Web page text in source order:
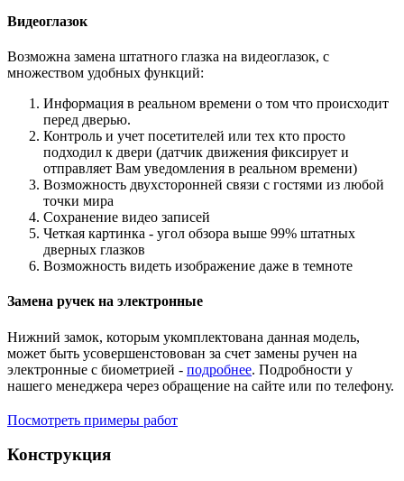
Видеоглазок
Возможна замена штатного глазка на видеоглазок, с
множеством удобных функций:
Информация в реальном времени о том что происходит
перед дверью.
Контроль и учет посетителей или тех кто просто
подходил к двери (датчик движения фиксирует и
отправляет Вам уведомления в реальном времени)
Возможность двухсторонней связи с гостями из любой
точки мира
Сохранение видео записей
Четкая картинка - угол обзора выше 99% штатных
дверных глазков
Возможность видеть изображение даже в темноте
Замена ручек на электронные
Нижний замок, которым укомплектована данная модель,
может быть усовершенстовован за счет замены ручен на
электронные с биометрией - подробнее. Подробности у
нашего менеджера через обращение на сайте или по телефону.
Посмотреть примеры работ
Конструкция